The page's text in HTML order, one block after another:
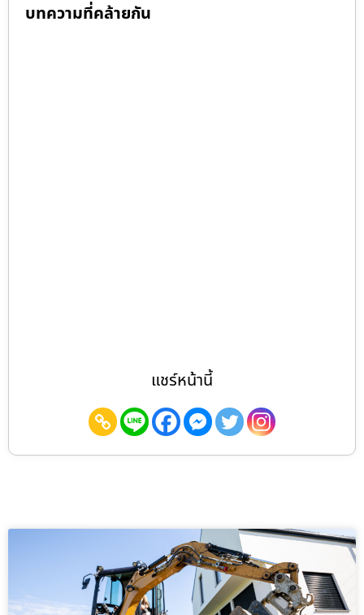
บทความที่คล้ายกัน
แชร์หน้านี้